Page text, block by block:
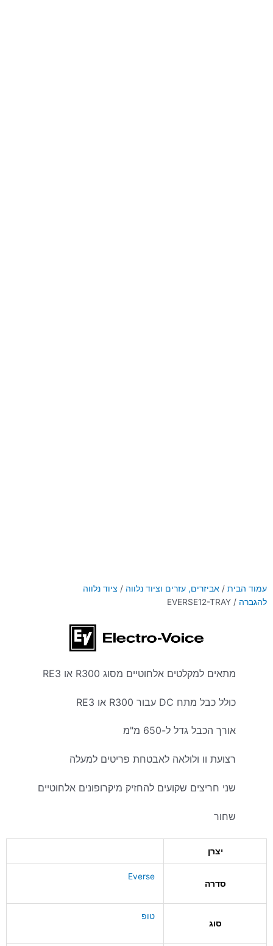
עמוד הבית / אביזרים, עזרים וציוד נלווה / ציוד נלווה
להגברה / EVERSE12-TRAY
מתאים למקלטים אלחוטיים מסוג R300 או RE3
כולל כבל מתח DC עבור R300 או RE3
אורך הכבל גדל ל-650 מ"מ
רצועת וו ולולאה לאבטחת פריטים למעלה
שני חריצים שקועים להחזיק מיקרופונים אלחוטיים
שחור
יצרן
סדרה
Everse
סוג
טופ